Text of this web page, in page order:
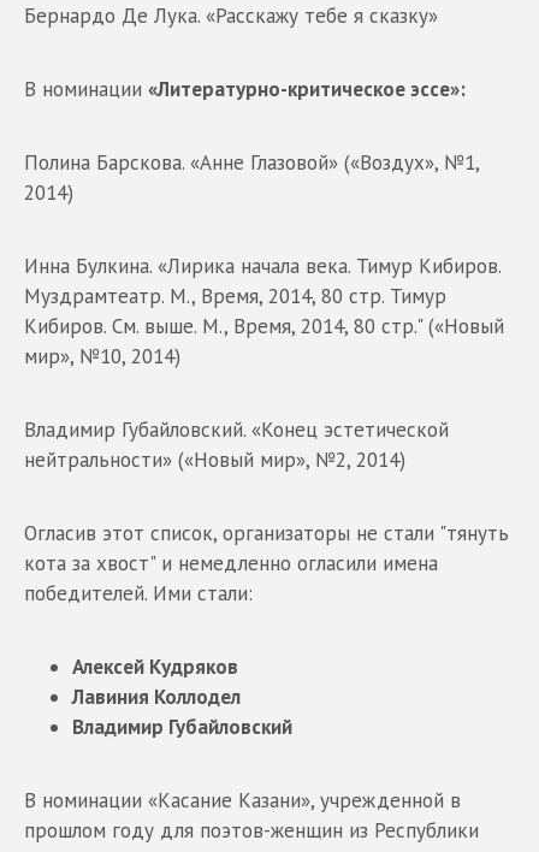
Бернардо Де Лука. «Расскажу тебе я сказку»
В номинации «Литературно-критическое эссе»:
Полина Барскова. «Анне Глазовой» («Воздух», №1,
2014)
Инна Булкина. «Лирика начала века. Тимур Кибиров.
Муздрамтеатр. М., Время, 2014, 80 стр. Тимур
Кибиров. См. выше. М., Время, 2014, 80 стр." («Новый
мир», №10, 2014)
Владимир Губайловский. «Конец эстетической
нейтральности» («Новый мир», №2, 2014)
Огласив этот список, организаторы не стали "тянуть
кота за хвост" и немедленно огласили имена
победителей. Ими стали:
Алексей Кудряков
Лавиния Коллодел
Владимир Губайловский
В номинации «Касание Казани», учрежденной в
прошлом году для поэтов-женщин из Республики